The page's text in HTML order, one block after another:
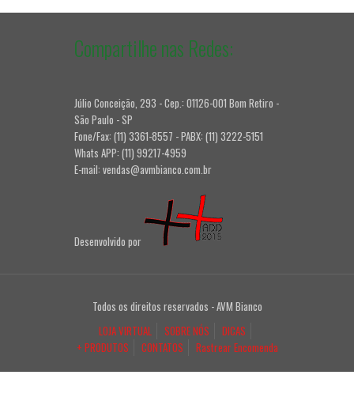
Compartilhe nas Redes:
Júlio Conceição, 293 - Cep.: 01126-001 Bom Retiro -
São Paulo - SP
Fone/Fax: (11) 3361-8557 - PABX: (11) 3222-5151
Whats APP: (11) 99217-4959
E-mail: vendas@avmbianco.com.br
Desenvolvido por
Todos os direitos reservados - AVM Bianco
LOJA VIRTUAL
SOBRE NÓS
DICAS
+ PRODUTOS
CONTATOS Rastrear Encomenda